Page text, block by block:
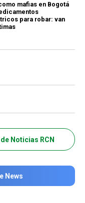
mafias en Bogotá
para robar: van
Noticias RCN
News